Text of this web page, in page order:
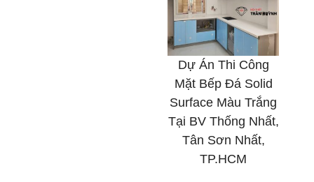
Dự Án Thi Công
Mặt Bếp Đá Solid
Surface Màu Trắng
Tại BV Thống Nhất,
Tân Sơn Nhất,
TP.HCM